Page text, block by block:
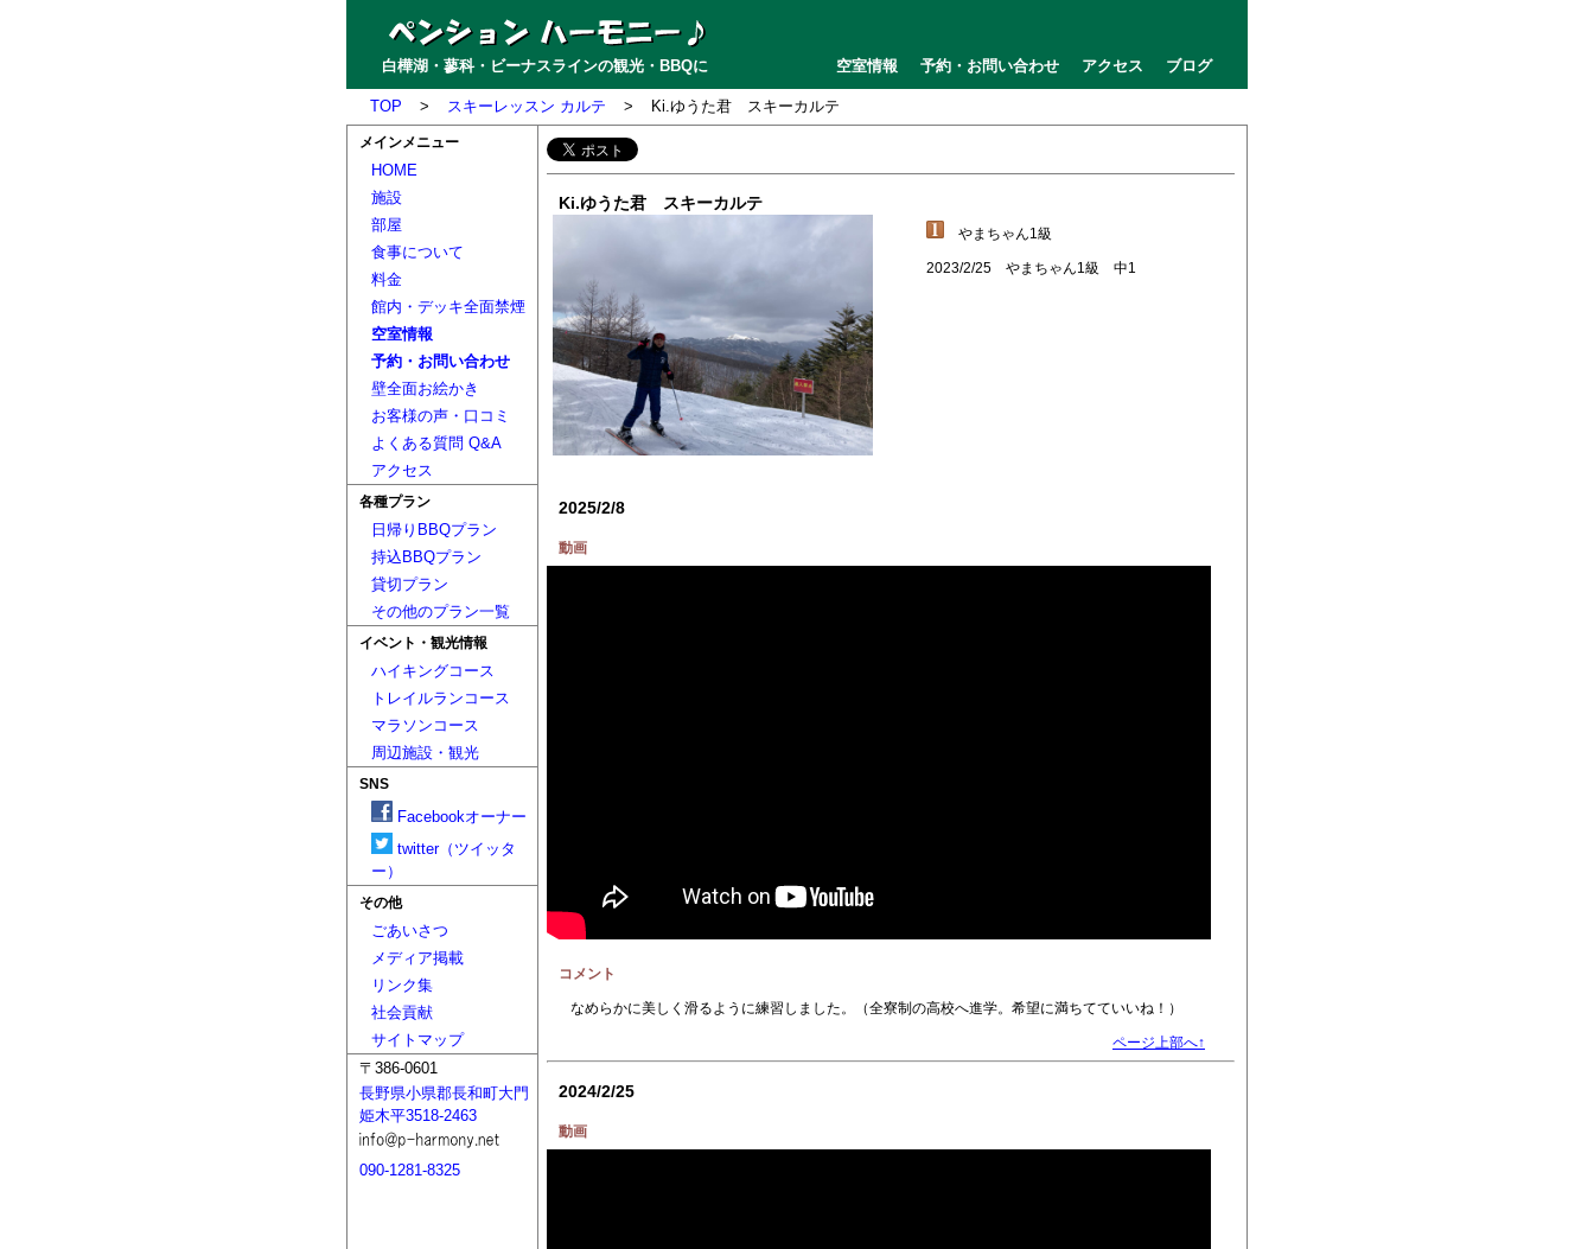
白樺湖・蓼科・ビーナスラインの観光・BBQに 空室情報 予約・お問い合わせ アクセス ブログ
TOP > スキーレッスン カルテ > Ki.ゆうた君 スキーカルテ
Ki.ゆうた君 スキーカルテ
やまちゃん1級
2023/2/25 やまちゃん1級 中1
2025/2/8
動画
コメント
なめらかに美しく滑るように練習しました。（全寮制の高校へ進学。希望に満ちてていいね！）
ページ上部へ↑
2024/2/25
動画
メインメニュー
HOME
施設
部屋
食事について
料金
館内・デッキ全面禁煙
空室情報
予約・お問い合わせ
壁全面お絵かき
お客様の声・口コミ
よくある質問 Q&A
アクセス
各種プラン
日帰りBBQプラン
持込BBQプラン
貸切プラン
その他のプラン一覧
イベント・観光情報
ハイキングコース
トレイルランコース
マラソンコース
周辺施設・観光
SNS
Facebookオーナー
twitter（ツイッタ
ー）
その他
ごあいさつ
メディア掲載
リンク集
社会貢献
サイトマップ
〒386-0601
長野県小県郡長和町大門
姫木平3518-2463
090-1281-8325